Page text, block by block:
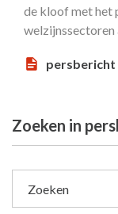
de kloof met het
welzijnssectoren
persbericht
Zoeken in
Zoeken